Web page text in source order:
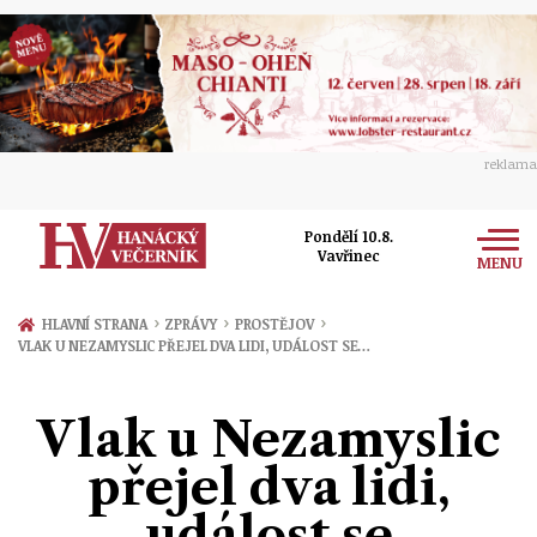
reklama
Pondělí 10.8.
Vavřinec
MENU
Zprávy
Prostějov
Přerov
Politika
Ekonomika
Kultura
Hudba
Společnost
Sport
HLAVNÍ STRANA › ZPRÁVY › PROSTĚJOV ›
VLAK U NEZAMYSLIC PŘEJEL DVA LIDI, UDÁLOST SE…
Vlak u Nezamyslic
přejel dva lidi,